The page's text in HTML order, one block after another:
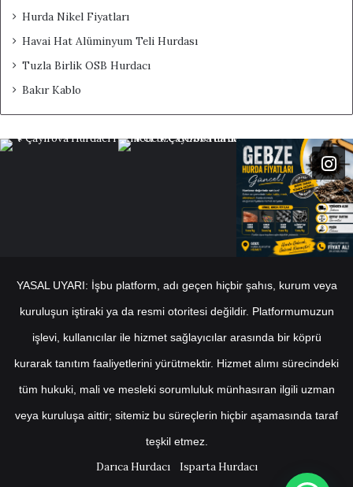
Hurda Nikel Fiyatları
Havai Hat Alüminyum Teli Hurdası
Tuzla Birlik OSB Hurdacı
Bakır Kablo
YASAL UYARI: İşbu platform, adı geçen hiçbir şahıs, kurum veya
kuruluşun iştiraki ya da resmi otoritesi değildir. Platformumuzun
işlevi, kullanıcılar ile hizmet sağlayıcılar arasında bir köprü
kurarak tanıtım faaliyetlerini yürütmektir. Hizmet alımı sürecindeki
tüm hukuki, mali ve mesleki sorumluluk münhasıran ilgili uzman
veya kuruluşa aittir; sitemiz bu süreçlerin hiçbir aşamasında taraf
teşkil etmez.
Darıca Hurdacı Isparta Hurdacı